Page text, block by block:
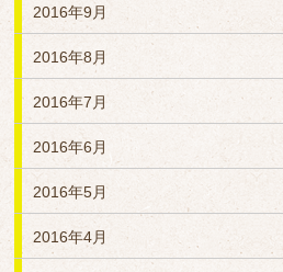
2016年9月
2016年8月
2016年7月
2016年6月
2016年5月
2016年4月